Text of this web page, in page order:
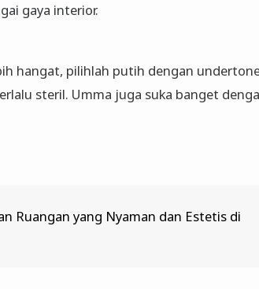
gaya interior.
hangat, pilihlah putih dengan
steril. Umma juga suka banget
Ruangan yang Nyaman dan Estetis di